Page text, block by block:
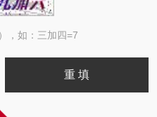
，如：三加四=7